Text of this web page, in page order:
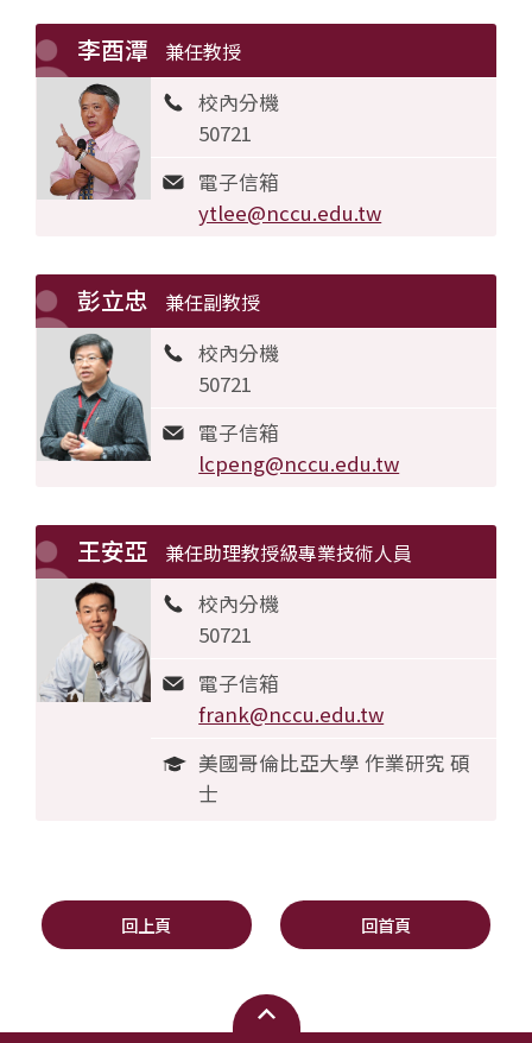
李酉潭 兼任教授
校內分機
50721
電子信箱
ytlee@nccu.edu.tw
彭立忠 兼任副教授
校內分機
50721
電子信箱
lcpeng@nccu.edu.tw
王安亞 兼任助理教授級專業技術人員
校內分機
50721
電子信箱
frank@nccu.edu.tw
美國哥倫比亞大學 作業研究 碩
士
回上頁 回首頁